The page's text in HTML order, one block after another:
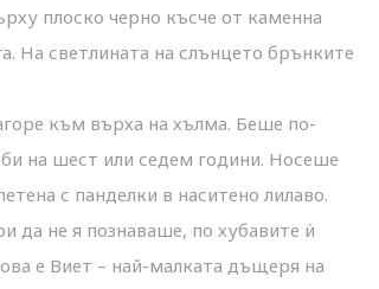
плоско черно късче от каменна
На светлината на слънцето брънките
към върха на хълма. Беше по-
на шест или седем години. Носеше
с панделки в наситено лилаво.
да не я познаваше, по хубавите ѝ
е Виет – най-малката дъщеря на